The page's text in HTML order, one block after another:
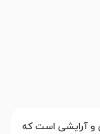
و آرایشی است که